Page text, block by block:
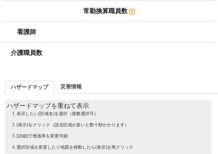
常勤換算職員数
看護師
介護職員数
ハザードマップ 災害情報
ハザードマップを重ねて表示
表示したい[区域名]を選択（複数選択可）
[表示]をクリック（該当区域が多いと数十秒かかります）
[詳細]で透過率を変更可能
選択区域を変更したり地図を移動したら[表示]を再クリック